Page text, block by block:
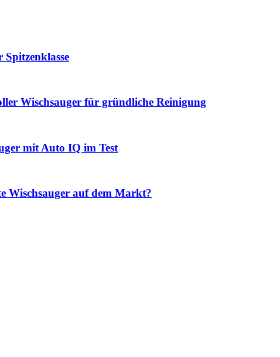
Wischsauger für gründliche Reinigung
mit Auto IQ im Test
Wischsauger auf dem Markt?